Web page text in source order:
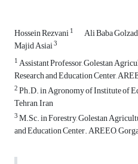
Hossein Rezvani1 Ali Baba
Majid Asiai3
1Assistant Professor, Golestan
Research and Education Center,
2‎Ph.D. in Agronomy of Institute of
Tehran, Iran
3M.Sc. in Forestry, Golestan
and Education Center. AREEO,